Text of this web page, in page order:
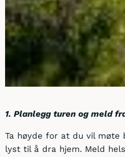
1. Planlegg turen og meld
Ta høyde for at du vil
lyst til å dra hjem. Meld